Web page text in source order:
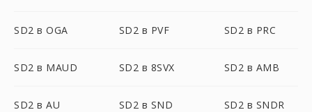
SD2 в OGA SD2 в PVF SD2 в PRC
SD2 в MAUD SD2 в 8SVX SD2 в AMB
SD2 в AU SD2 в SND SD2 в SNDR